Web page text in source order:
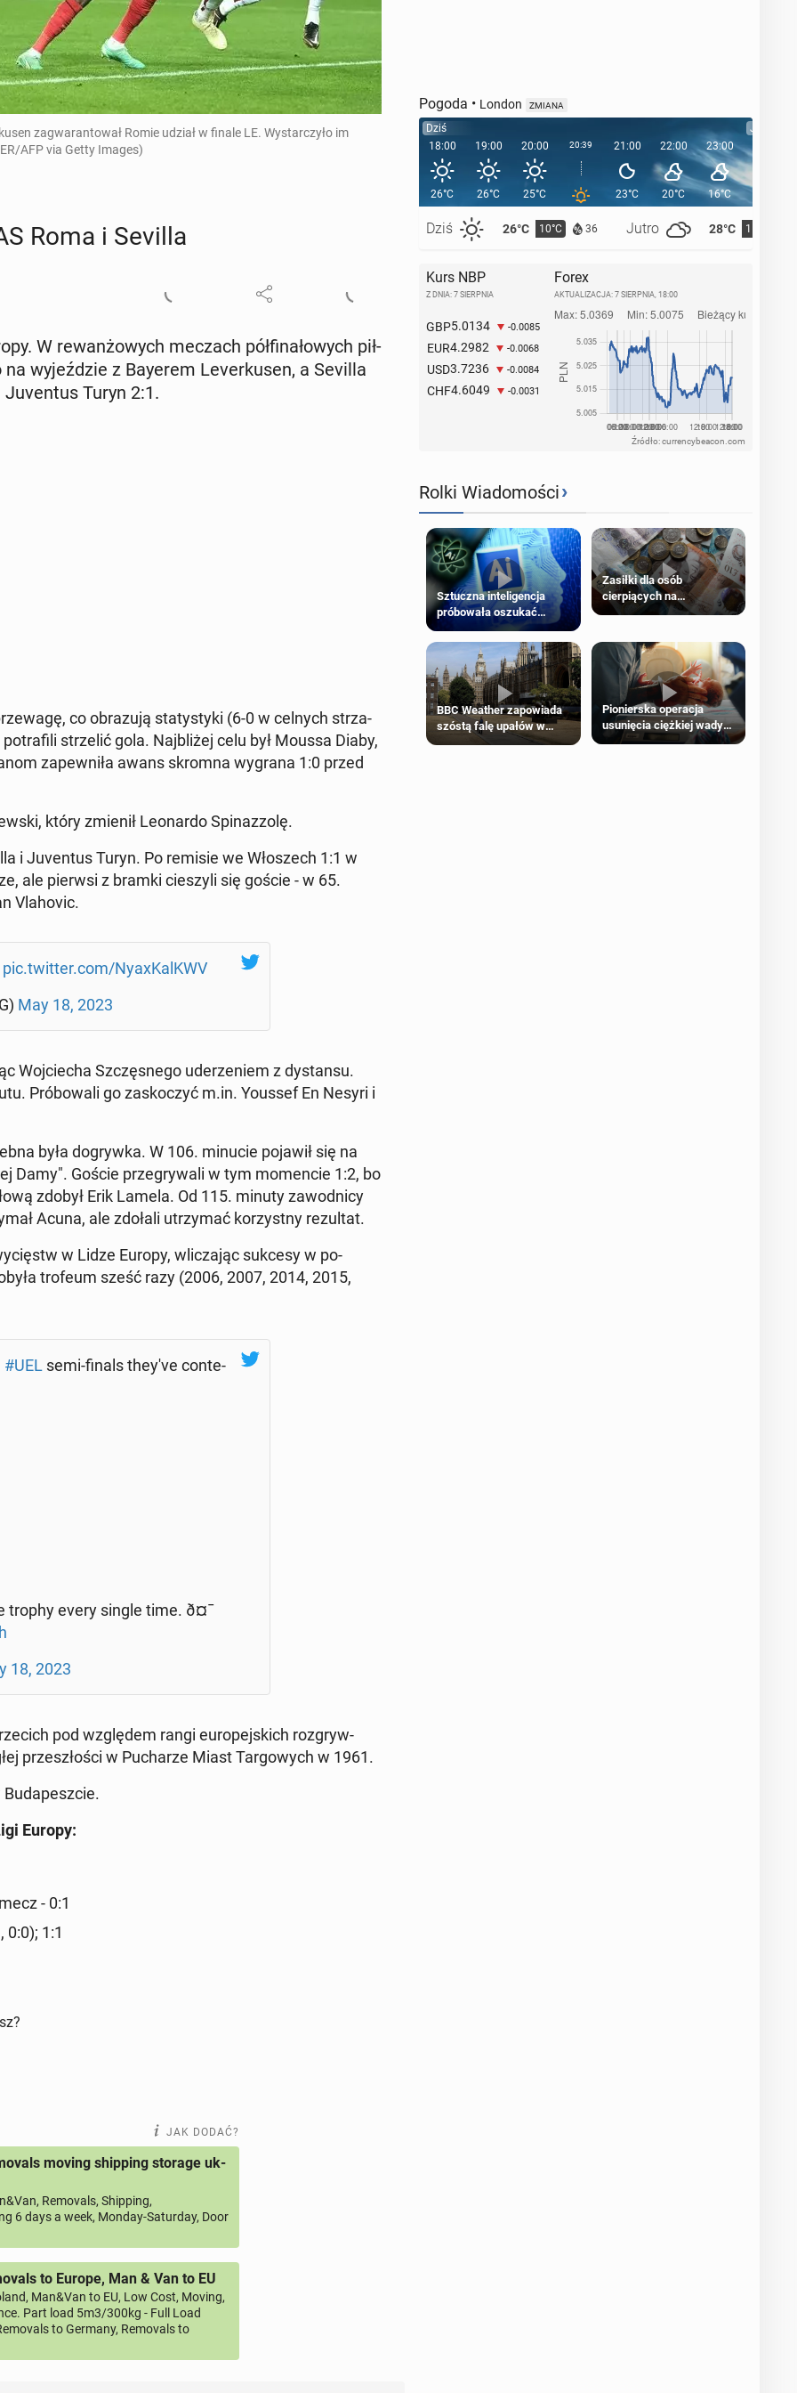
zagwarantował Romie udział w finale LE. Wystarczyło im
AFP via Getty Images)
Roma i Sevilla
W re­wan­żo­wych meczach pół­fi­na­ło­wych pił­
wy­jeź­dzie z Bayerem Le­ver­ku­sen, a Sevilla
Ju­ven­tus Turyn 2:1.
co ob­ra­zu­ją sta­ty­sty­ki (6-0 w celnych strza­
strze­lić gola. Naj­bli­żej celu był Moussa Diaby,
za­pew­ni­ła awans skromna wygrana 1:0 przed
który zmienił Le­onar­do Spi­naz­zo­lę.
i Ju­ven­tus Turyn. Po remisie we Wło­szech 1:1 w
ale pierwsi z bramki cie­szy­li się goście - w 65.
Vla­ho­vic.
pic.twitter.com/Ny­axKal­KWV
May 18, 2023
Woj­cie­cha Szczę­sne­go ude­rze­niem z dy­stan­su.
Pró­bo­wa­li go za­sko­czyć m.in. Youssef En Nesyri i
była do­gryw­ka. W 106. minucie pojawił się na
Damy". Goście prze­gry­wa­li w tym mo­men­cie 1:2, bo
zdobył Erik Lamela. Od 115. minuty za­wod­ni­cy
Acuna, ale zdołali utrzy­mać ko­rzyst­ny re­zul­tat.
w Lidze Europy, wli­cza­jąc sukcesy w po­
trofeum sześć razy (2006, 2007, 2014, 2015,
#UEL semi-finals they've con­te­
every single time. ð¤¯
18, 2023
pod wzglę­dem rangi eu­ro­pej­skich roz­gryw­
prze­szło­ści w Pu­cha­rze Miast Tar­go­wych w 1961.
Bu­da­pesz­cie.
Europy:
- 0:1
0:0); 1:1
JAK DODAĆ?
moving shipping storage uk-
Removals, Shipping,
6 days a week, Monday-Saturday, Door
to Europe, Man & Van to EU
Man&Van to EU, Low Cost, Moving,
Part load 5m3/300kg - Full Load
to Germany, Removals to
Pogoda • London ZMIANA
Dziś
18:00
26°C
Dziś 26°C 10°C 36 Jutro 28°C 11°C
19:00
26°C
20:00
25°C
20:39 21:00
23°C
22:00
20°C
23:00
16°C
Jutro
00:00
Kurs NBP
Z DNIA: 7 SIERPNIA
GBP5.0134 -0.0085
EUR4.2982 -0.0068
USD3.7236 -0.0084
CHF4.6049 -0.0031
Forex
AKTUALIZACJA: 7 SIERPNIA, 18:00
Źródło: currencybeacon.com
Rolki Wiadomości›
Sztuczna inteligencja
próbowała oszukać
człowieka
Zasiłki dla osób
cierpiących na
schorzenia psychiczne
BBC Weather zapowiada
szóstą falę upałów w
Londynie
Pionierska operacja
usunięcia ciężkiej wady
wrodzonej płodu w łonie